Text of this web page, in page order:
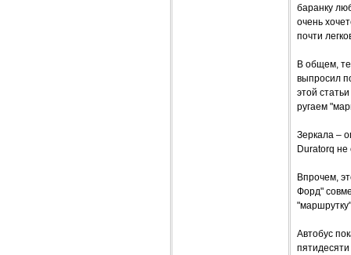
баранку
очень
почти
В общем,
выпросил
этой
ругаем
Зеркала –
Duratorq не
Впрочем,
Форд"
Автобус